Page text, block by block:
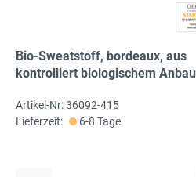
Bio-Sweatstoff, bordeaux, aus
kontrolliert biologischem Anbau
Artikel-Nr: 36092-415
Lieferzeit:
6-8 Tage